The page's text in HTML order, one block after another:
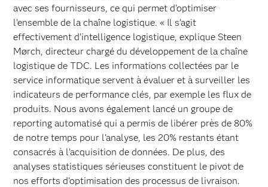
avec ses fournisseurs, ce qui permet d’optimiser
l’ensemble de la chaîne logistique. « Il s’agit
effectivement d’intelligence logistique, explique Steen
Mørch, directeur chargé du développement de la chaîne
logistique de TDC. Les informations collectées par le
service informatique servent à évaluer et à surveiller les
indicateurs de performance clés, par exemple les flux de
produits. Nous avons également lancé un groupe de
reporting automatisé qui a permis de libérer près de 80%
de notre temps pour l’analyse, les 20% restants étant
consacrés à l’acquisition de données. De plus, des
analyses statistiques sérieuses constituent le pivot de
nos efforts d’optimisation des processus de livraison.